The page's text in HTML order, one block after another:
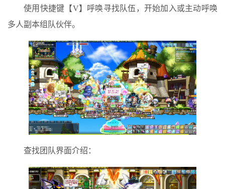
使用快捷键【V】呼唤寻找队伍，开始加入或主动呼唤
多人副本组队伙伴。
查找团队界面介绍：